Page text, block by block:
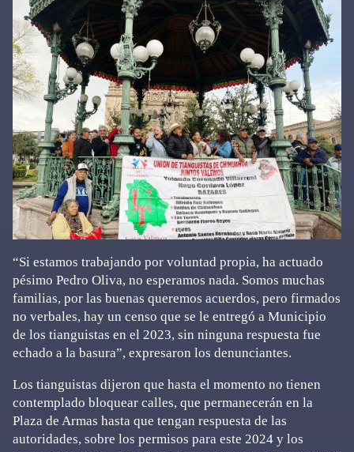
“Si estamos trabajando por voluntad propia, ha actuado
pésimo Pedro Oliva, no esperamos nada. Somos muchas
familias, por las buenas queremos acuerdos, pero firmados
no verbales, hay un censo que se le entregó a Municipio
de los tianguistas en el 2023, sin ninguna respuesta fue
echado a la basura”, expresaron los denunciantes.
Los tianguistas dijeron que hasta el momento no tienen
contemplado bloquear calles, que permanecerán en la
Plaza de Armas hasta que tengan respuesta de las
autoridades, sobre los permisos para este 2024 y los